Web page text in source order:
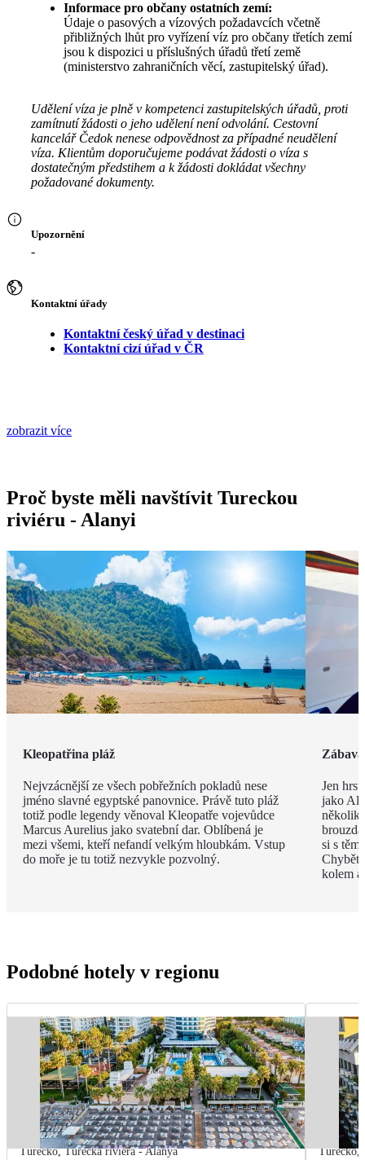
Informace pro občany ostatních zemí:
Údaje o pasových a vízových požadavcích včetně
přibližných lhůt pro vyřízení víz pro občany třetích zemí
jsou k dispozici u příslušných úřadů třetí země
(ministerstvo zahraničních věcí, zastupitelský úřad).
Udělení víza je plně v kompetenci zastupitelských úřadů, proti
zamítnutí žádosti o jeho udělení není odvolání. Cestovní
kancelář Čedok nenese odpovědnost za případné neudělení
víza. Klientům doporučujeme podávat žádosti o víza s
dostatečným předstihem a k žádosti dokládat všechny
požadované dokumenty.
Upozornění
-
Kontaktní úřady
Kontaktní český úřad v destinaci
Kontaktní cizí úřad v ČR
zobrazit více
Proč byste měli navštívit Tureckou
riviéru - Alanyi
Kleopatřina pláž
Nejvzácnější ze všech pobřežních pokladů nese
jméno slavné egyptské panovnice. Právě tuto pláž
totiž podle legendy věnoval Kleopatře vojevůdce
Marcus Aurelius jako svatební dar. Oblíbená je
mezi všemi, kteří nefandí velkým hloubkám. Vstup
do moře je tu totiž nezvykle pozvolný.
Jen
jako
si s
Chybět
kolem
Podobné hotely v regionu
Turecko,Turecká riviéra - Alanya Turecko,